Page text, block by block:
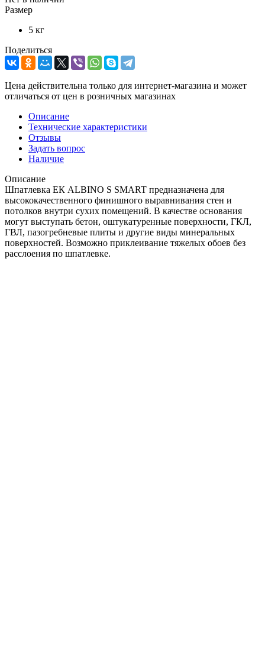
Размер
5 кг
Поделиться
Цена действительна только для интернет-магазина и может
отличаться от цен в розничных магазинах
Описание
Технические характеристики
Отзывы
Задать вопрос
Наличие
Описание
Шпатлевка ЕК ALBINO S SMART предназначена для
высококачественного финишного выравнивания стен и
потолков внутри сухих помещений. В качестве основания
могут выступать бетон, оштукатуренные поверхности, ГКЛ,
ГВЛ, пазогребневые плиты и другие виды минеральных
поверхностей. Возможно приклеивание тяжелых обоев без
расслоения по шпатлевке.